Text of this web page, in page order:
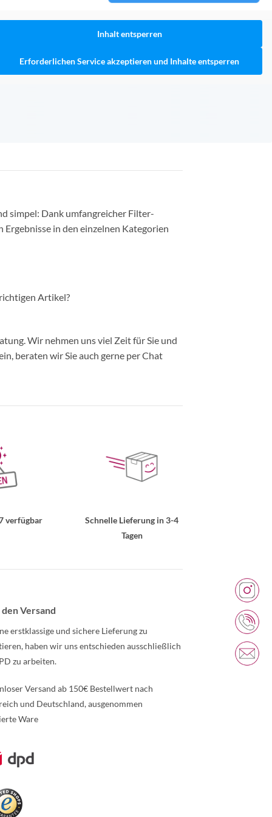
Inhalt entsperren
Erforderlichen Service akzeptieren und Inhalte entsperren
simpel: Dank umfangreicher Filter-
in den einzelnen Kategorien
Artikel?
Wir nehmen uns viel Zeit für Sie und
beraten wir Sie auch gerne per Chat
verfügbar
Schnelle Lieferung in 3-4
Tagen
Versand
erstklassige und sichere Lieferung zu
haben wir uns entschieden ausschließlich
zu arbeiten.
Versand ab 150€ Bestellwert nach
und Deutschland, ausgenommen
Ware
Informationen über den gesperrten Inhalt.